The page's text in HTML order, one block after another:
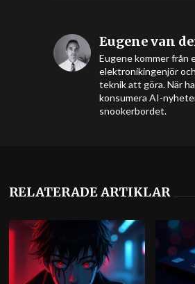
Eugene van
Eugene kommer från
elektronikingenjör
teknik att göra. När
konsumera AI-
snookerbordet.
RELATERADE ARTIKLAR